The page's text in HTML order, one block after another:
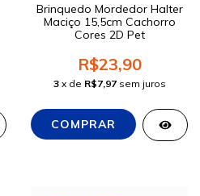
Brinquedo Mordedor Halter
Maciço 15,5cm Cachorro
Cores 2D Pet
R$23,90
3 x de R$7,97 sem juros